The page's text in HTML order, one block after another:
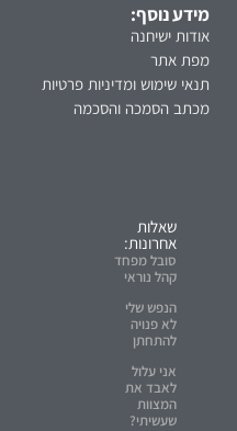
מידע נוסף:
אודות ישיחנה
מפת אתר
תנאי שימוש ומדיניות פרטיות
מכתב הסמכה והסכמה
שאלות
אחרונות:
סובל מפחד
קהל נוראי
הנפש שלי
לא פנויה
להתחתן
אני עלול
לאבד את
המצוות
שעשיתי?